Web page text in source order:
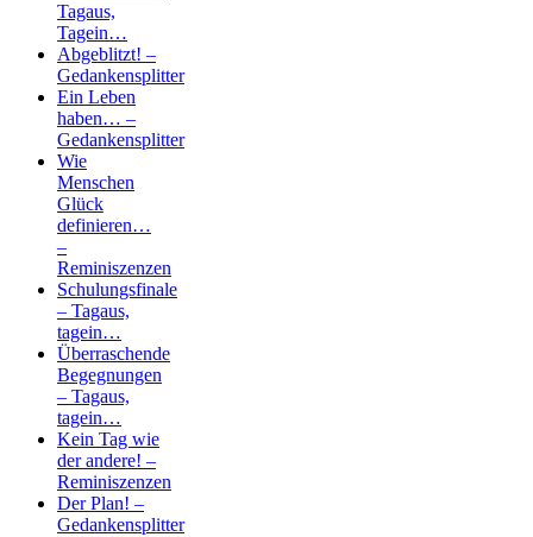
Tagaus,
Tagein…
Abgeblitzt! –
Gedankensplitter
Ein Leben
haben… –
Gedankensplitter
Wie
Menschen
Glück
definieren…
–
Reminiszenzen
Schulungsfinale
– Tagaus,
tagein…
Überraschende
Begegnungen
– Tagaus,
tagein…
Kein Tag wie
der andere! –
Reminiszenzen
Der Plan! –
Gedankensplitter